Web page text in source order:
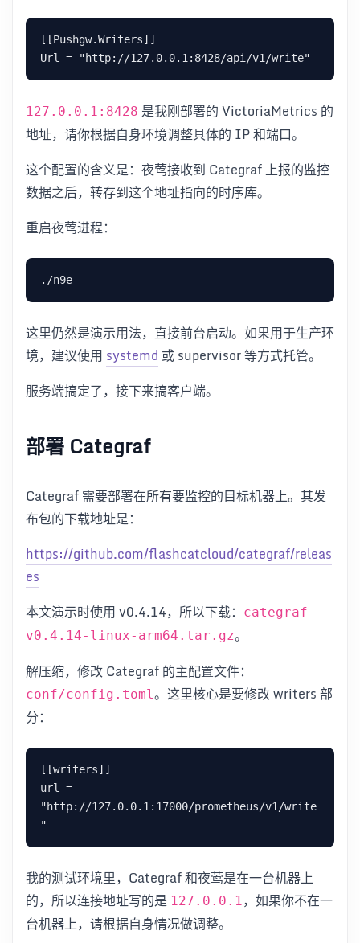
[[Pushgw.Writers]]
127.0.0.1:8428 是我刚部署的 VictoriaMetrics 的
地址，请你根据自身环境调整具体的 IP 和端口。
这个配置的含义是：夜莺接收到 Categraf 上报的监控
数据之后，转存到这个地址指向的时序库。
重启夜莺进程：
这里仍然是演示用法，直接前台启动。如果用于生产环
境，建议使用 systemd 或 supervisor 等方式托管。
服务端搞定了，接下来搞客户端。
部署 Categraf
Categraf 需要部署在所有要监控的目标机器上。其发
布包的下载地址是：
https://github.com/flashcatcloud/categraf/releas
es
本文演示时使用 v0.4.14，所以下载：
categraf-
v0.4.14-linux-arm64.tar.gz。
解压缩，修改 Categraf 的主配置文件：
conf/config.toml。这里核心是要修改 writers 部
分：
[[writers]]
url =
"http://127.0.0.1:17000/prometheus/v1/write
我的测试环境里，Categraf 和夜莺是在一台机器上
的，所以连接地址写的是 127.0.0.1，如果你不在一
台机器上，请根据自身情况做调整。